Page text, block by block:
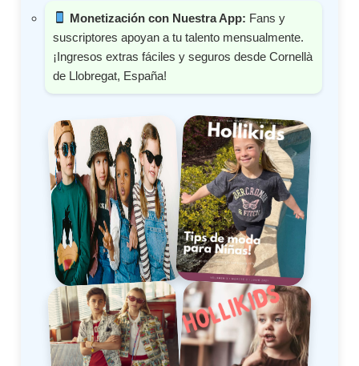
Monetización con Nuestra App: Fans y
suscriptores apoyan a tu talento mensualmente.
¡Ingresos extras fáciles y seguros desde Cornellà
de Llobregat, España!